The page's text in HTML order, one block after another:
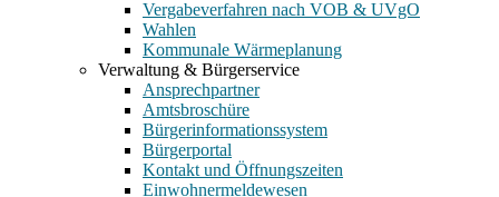
Vergabeverfahren nach VOB & UVgO
Wahlen
Kommunale Wärmeplanung
Verwaltung & Bürgerservice
Ansprechpartner
Amtsbroschüre
Bürgerinformationssystem
Bürgerportal
Kontakt und Öffnungszeiten
Einwohnermeldewesen